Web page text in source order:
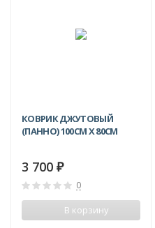
КОВРИК ДЖУТОВЫЙ
(ПАННО) 100СМ X 80СМ
3 700 ₽
0
В корзину